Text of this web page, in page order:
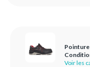
Pointure
Voir les